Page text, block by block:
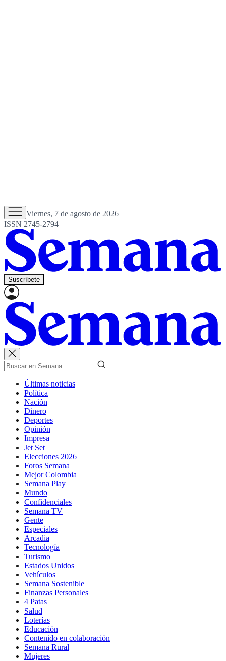
Viernes, 7 de agosto de 2026
ISSN 2745-2794
Suscríbete
Últimas noticias
Política
Nación
Dinero
Deportes
Opinión
Impresa
Jet Set
Elecciones 2026
Foros Semana
Mejor Colombia
Semana Play
Mundo
Confidenciales
Semana TV
Gente
Especiales
Arcadia
Tecnología
Turismo
Estados Unidos
Vehículos
Semana Sostenible
Finanzas Personales
4 Patas
Salud
Loterías
Educación
Contenido en colaboración
Semana Rural
Mujeres